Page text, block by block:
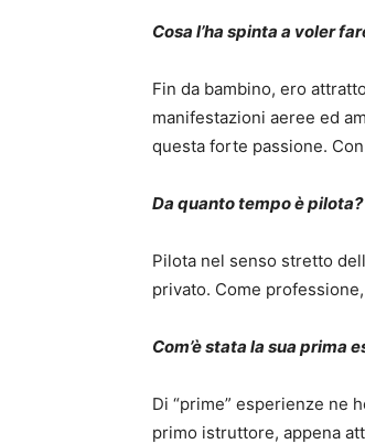
Cosa l’ha spinta a voler
Fin da bambino, ero
manifestazioni aeree ed
questa forte passione.
Da quanto tempo è pilota?
Pilota nel senso stretto
privato. Come
Com’è stata la sua prima
Di “prime” esperienze ne
primo istruttore, appena